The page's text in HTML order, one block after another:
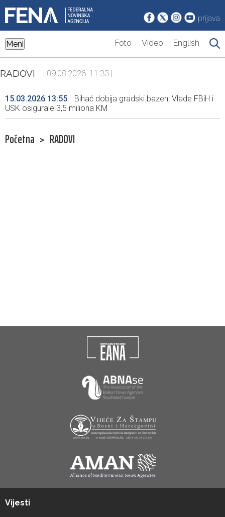
prijava
Meni Foto Video English
RADOVI | 09.08.2026. 11:33 |
15.03.2026 13:55
Bihać dobija gradski bazen: Vlade FBiH i
USK osigurale 3,5 miliona KM
Početna > RADOVI
Vijesti